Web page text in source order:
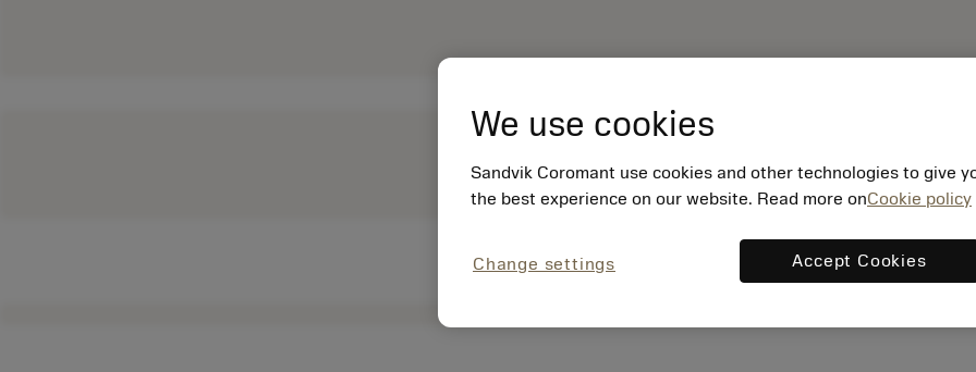
We use cookies
Sandvik Coromant use cookies and other technologies to give
the best experience on our website. Read more onCookie policy
Change settings Accept Cookies